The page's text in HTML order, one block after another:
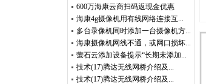
600万海康云商扫码返现金优惠
海康4g摄像机用有线网络连接互...
多台录像机同时添加一台摄像机方...
海康摄像机网线不通，或网口损坏...
萤石云添加设备提示“长期未添加...
技术(17)腾达无线网桥介绍及...
技术(17)腾达无线网桥介绍及...